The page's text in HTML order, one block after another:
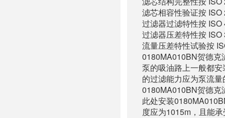
滤芯相容性验证按 ISO
过滤器过滤特性按 ISO
过滤器压差特性按 ISO
流量压差特性试验按
0180MA010BN贺德克
泵的吸油路上一般都
的过滤能力应为泵流
0180MA010BN贺德克
此处安装
度应为1015m，且能